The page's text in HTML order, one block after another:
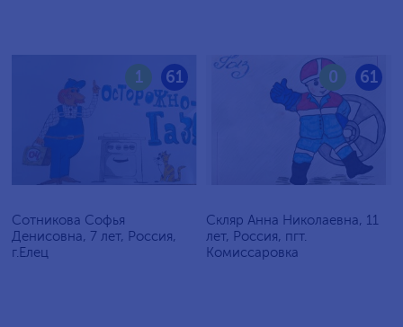
61
1
Сотникова Софья
Денисовна, 7 лет, Россия,
г.Елец
61
0
Скляр Анна Николаевна, 11
лет, Россия, пгт.
Комиссаровка